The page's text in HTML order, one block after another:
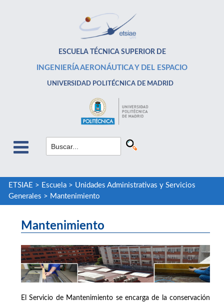
ESCUELA TÉCNICA SUPERIOR DE
INGENIERÍA AERONÁUTICA Y DEL ESPACIO
UNIVERSIDAD POLITÉCNICA DE MADRID
ETSIAE > Escuela> Unidades Administrativas y Servicios
Generales > Mantenimiento
Mantenimiento
El Servicio de Mantenimiento se encarga de la conservación